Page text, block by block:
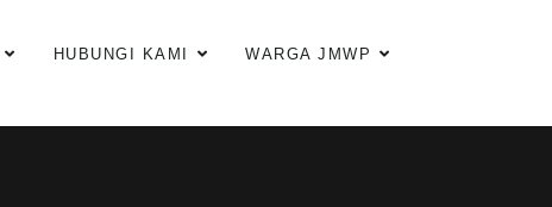
HUBUNGI KAMI WARGA JMWP